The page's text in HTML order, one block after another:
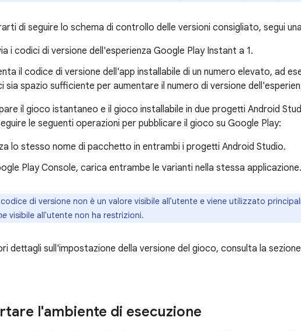
di seguire lo schema di controllo delle versioni consigliato, segui
i codici di versione dell'esperienza Google Play Instant a 1.
il codice di versione dell'app installabile di un numero elevato, ad
sia spazio sufficiente per aumentare il numero di versione
il gioco istantaneo e il gioco installabile in due progetti Android
le seguenti operazioni per pubblicare il gioco su Google Play:
lo stesso nome di pacchetto in entrambi i progetti Android Studio.
Play Console, carica entrambe le varianti nella stessa applicazione.
di versione non è un valore visibile all'utente e viene utilizzato
visibile all'utente non ha restrizioni.
dettagli sull'impostazione della versione del gioco, consulta la sezione
l'ambiente di esecuzione